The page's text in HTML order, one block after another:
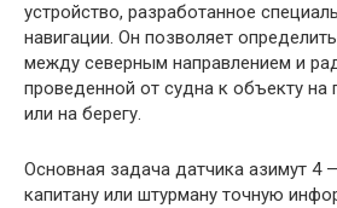
устройство, разработанное
навигации. Он позволяет
между северным направлением и
проведенной от судна к объекту на
или на берегу.
Основная задача датчика азимут 4
капитану или штурману точную